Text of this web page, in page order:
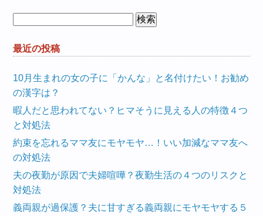
最近の投稿
10月生まれの女の子に「かんな」と名付けたい！お勧め
の漢字は？
暇人だと思われてない？ヒマそうに見える人の特徴４つ
と対処法
約束を忘れるママ友にモヤモヤ…！いい加減なママ友へ
の対処法
夫の夜勤が原因で夫婦喧嘩？夜勤生活の４つのリスクと
対処法
義両親が過保護？夫に甘すぎる義両親にモヤモヤする５